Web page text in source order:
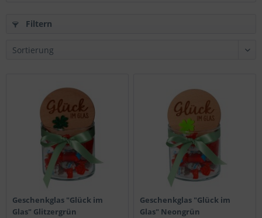
Filtern
Geschenkglas "Glück im
Glas" Glitzergrün
Geschenkglas "Glück im
Glas" Neongrün